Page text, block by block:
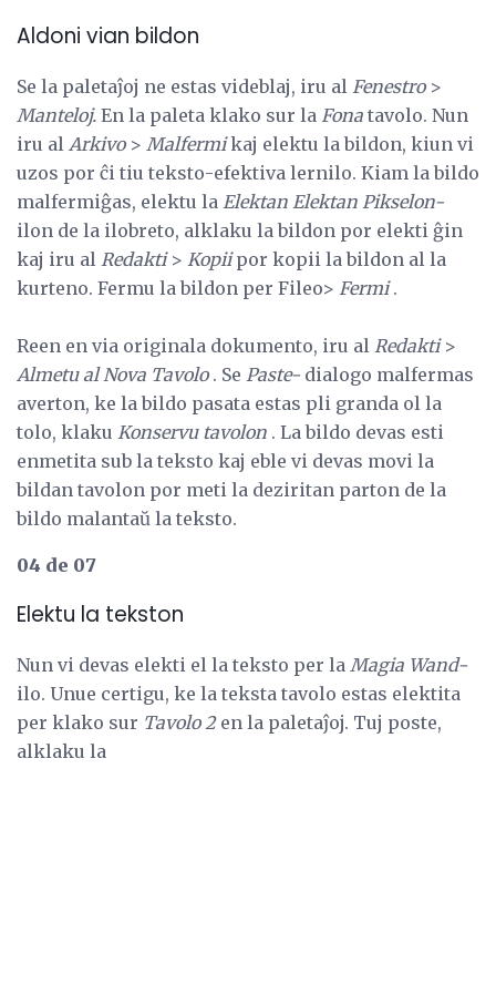
Aldoni vian bildon
Se la paletaĵoj ne estas videblaj, iru al Fenestro>
Manteloj. En la paleta klako sur la Fona tavolo. Nun
iru al Arkivo> Malfermikaj elektu la bildon, kiun vi
uzos por ĉi tiu teksto-efektiva lernilo. Kiam la bildo
malfermiĝas, elektu la Elektan Elektan Pikselon-
ilon de la ilobreto, alklaku la bildon por elekti ĝin
kaj iru al Redakti> Kopiipor kopii la bildon al la
kurteno. Fermu la bildon per Fileo> Fermi.
Reen en via originala dokumento, iru al Redakti>
Almetu al Nova Tavolo. Se Paste- dialogo malfermas
averton, ke la bildo pasata estas pli granda ol la
tolo, klaku Konservu tavolon . La bildo devas esti
enmetita sub la teksto kaj eble vi devas movi la
bildan tavolon por meti la deziritan parton de la
bildo malantaŭ la teksto.
04 de 07
Elektu la tekston
Nun vi devas elekti el la teksto per la Magia Wand-
ilo. Unue certigu, ke la teksta tavolo estas elektita
per klako sur Tavolo 2en la paletaĵoj. Tuj poste,
alklaku la